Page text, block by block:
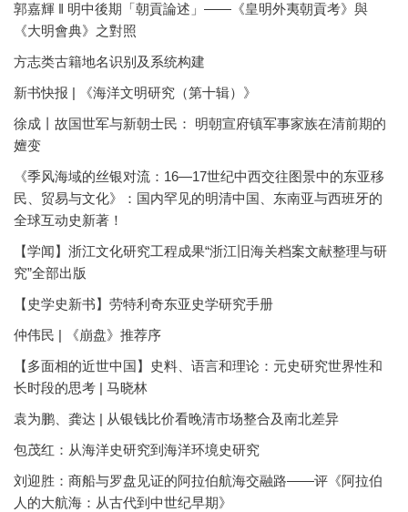
郭嘉輝 ‖ 明中後期「朝貢論述」——《皇明外夷朝貢考》與
《大明會典》之對照
方志类古籍地名识别及系统构建
新书快报 | 《海洋文明研究（第十辑）》
徐成丨故国世军与新朝士民： 明朝宣府镇军事家族在清前期的
嬗变
《季风海域的丝银对流：16—17世纪中西交往图景中的东亚移
民、贸易与文化》：国内罕见的明清中国、东南亚与西班牙的
全球互动史新著！
【学闻】浙江文化研究工程成果“浙江旧海关档案文献整理与研
究”全部出版
【史学史新书】劳特利奇东亚史学研究手册
仲伟民 | 《崩盘》推荐序
【多面相的近世中国】史料、语言和理论：元史研究世界性和
长时段的思考 | 马晓林
袁为鹏、龚达 | 从银钱比价看晚清市场整合及南北差异
包茂红：从海洋史研究到海洋环境史研究
刘迎胜：商船与罗盘见证的阿拉伯航海交融路——评《阿拉伯
人的大航海：从古代到中世纪早期》